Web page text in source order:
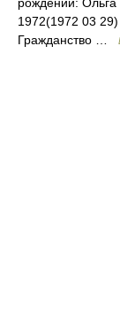
1972(1972 03
Гражданство …